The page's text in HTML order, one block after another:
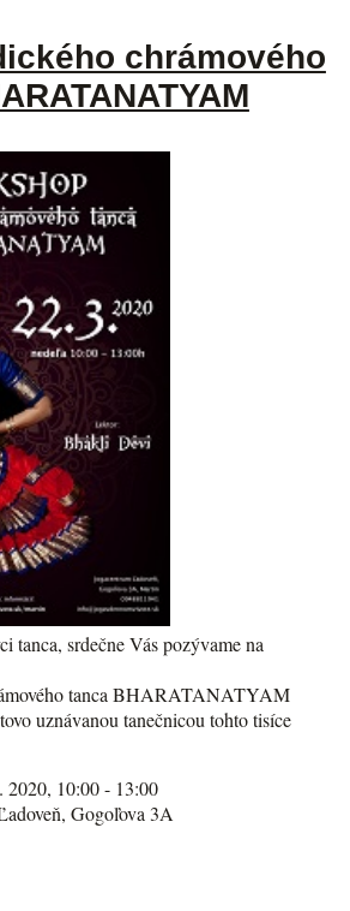
chrámového
tanca, srdečne Vás pozývame na
tanca BHARATANATYAM
uznávanou tanečnicou tohto tisíce
2020, 10:00 - 13:00
Gogoľova 3A